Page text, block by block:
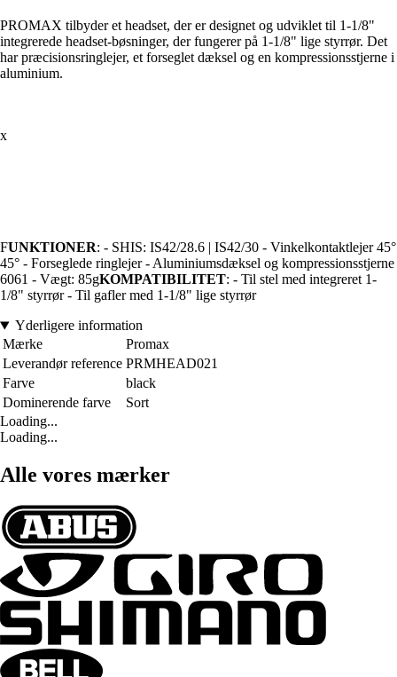
PROMAX tilbyder et headset, der er designet og udviklet til 1-1/8"
integrerede headset-bøsninger, der fungerer på 1-1/8" lige styrrør. Det
har præcisionsringlejer, et forseglet dæksel og en kompressionsstjerne i
aluminium.
x
FUNKTIONER: - SHIS: IS42/28.6 | IS42/30 - Vinkelkontaktlejer 45°
45° - Forseglede ringlejer - Aluminiumsdæksel og kompressionsstjerne
6061 - Vægt: 85gKOMPATIBILITET: - Til stel med integreret 1-
1/8" styrrør - Til gafler med 1-1/8" lige styrrør
Yderligere information
Mærke
Promax
Leverandør reference PRMHEAD021
Farve
black
Dominerende farve
Sort
Loading...
Loading...
Alle vores mærker